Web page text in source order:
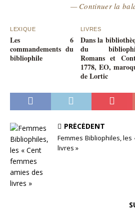
— Continuer la
LEXIQUE
Les 6
commandements du
bibliophile
LIVRES
Dans la
du
Romans et
1778, EO,
de Lortic
PRÉCÉDENT
Femmes Bibliophiles,
livres »